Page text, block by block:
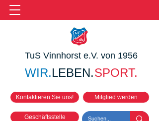
TuS Vinnhorst e.V. von 1956
WIR.LEBEN.SPORT.
Kontaktieren Sie uns! Mitglied werden
Geschäftsstelle